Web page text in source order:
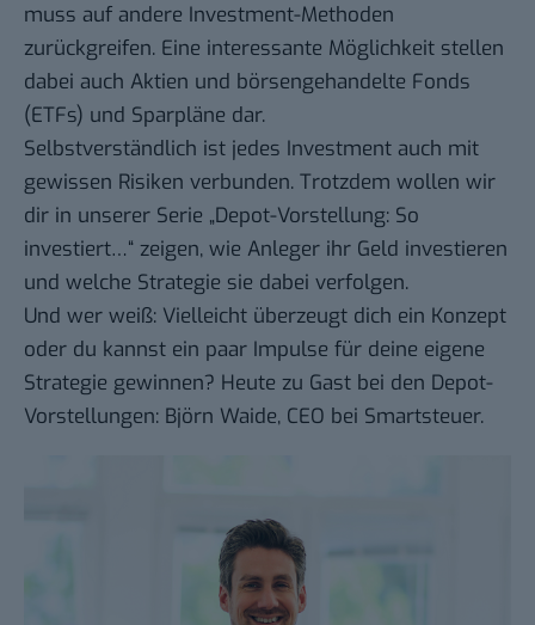
muss auf andere Investment-Methoden
zurückgreifen. Eine interessante Möglichkeit stellen
dabei auch Aktien und börsengehandelte Fonds
(ETFs) und Sparpläne dar.
Selbstverständlich ist jedes Investment auch mit
gewissen Risiken verbunden. Trotzdem wollen wir
dir in unserer Serie „Depot-Vorstellung: So
investiert…“ zeigen, wie Anleger ihr Geld investieren
und welche Strategie sie dabei verfolgen.
Und wer weiß: Vielleicht überzeugt dich ein Konzept
oder du kannst ein paar Impulse für deine eigene
Strategie gewinnen? Heute zu Gast bei den Depot-
Vorstellungen: Björn Waide, CEO bei Smartsteuer.